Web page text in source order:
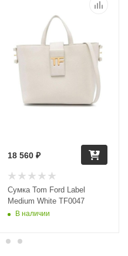
Сумка Tom Ford Label
Medium White TF0047
В наличии
18 560 ₽